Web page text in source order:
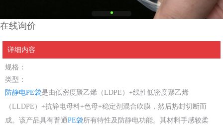
在线询价
详细内容
规格：
类型：
防静电PE袋是由低密度聚乙烯（LDPE）+线性低密度聚乙烯
（LLDPE）+抗静电母料+色母+稳定剂混合吹膜，然后热封切断而
成。该产品具有普通PE袋所有特性及防静电功能。其材料手感较柔